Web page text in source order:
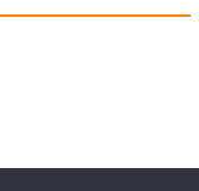
का किया शुभारंभ, श्रद्धालुओं को